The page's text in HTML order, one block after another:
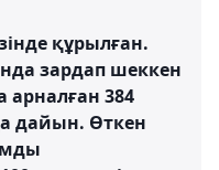
құрылған.
зардап шеккен
384
дайын. Өткен